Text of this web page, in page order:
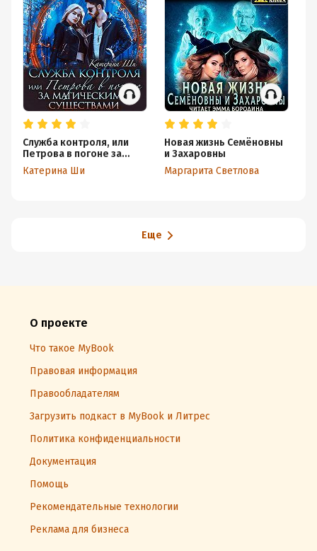
Служба контроля, или
Петрова в погоне за
магическими существами
Катерина Ши
Новая жизнь Семёновны
и Захаровны
Маргарита Светлова
Еще
О проекте
Что такое MyBook
Правовая информация
Правообладателям
Загрузить подкаст в MyBook и Литрес
Политика конфиденциальности
Документация
Помощь
Рекомендательные технологии
Реклама для бизнеса